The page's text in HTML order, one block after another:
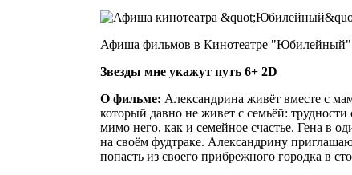
Афиша фильмов в Кинотеатре "Юбилейный"
Звезды мне укажут путь 6+ 2D
О фильме: Александрина живёт вместе с
который давно не живет с семьёй:
мимо него, как и семейное счастье. Гена в
на своём фудтраке. Александрину
попасть из своего прибрежного городка в